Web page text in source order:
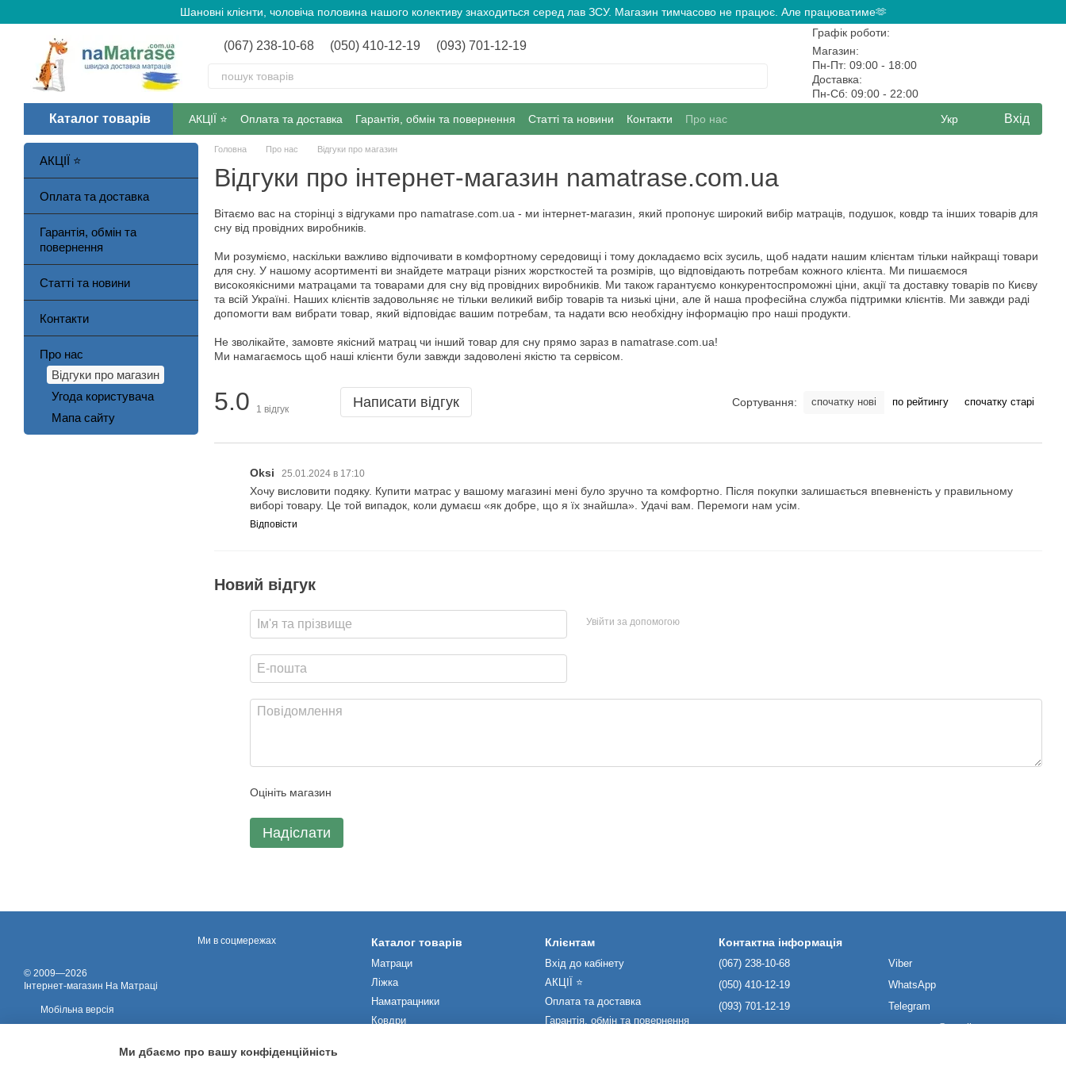
Шановні клієнти, чоловіча половина нашого колективу знаходиться серед лав ЗСУ. Магазин тимчасово не працює. Але працюватиме🫶
(067) 238-10-68 (050) 410-12-19 (093) 701-12-19
Графік роботи:
Магазин:
Пн-Пт: 09:00 - 18:00
Доставка:
Пн-Сб: 09:00 - 22:00
Каталог товарів АКЦІЇ ⭐️ Оплата та доставка Гарантія, обмін та повернення Статті та новини Контакти Про нас Укр Вхід
Головна Про нас Відгуки про магазин
Відгуки про інтернет-магазин namatrase.com.ua
Вітаємо вас на сторінці з відгуками про namatrase.com.ua - ми інтернет-магазин, який пропонує широкий вибір матраців, подушок, ковдр та інших товарів для
сну від провідних виробників.
Ми розуміємо, наскільки важливо відпочивати в комфортному середовищі і тому докладаємо всіх зусиль, щоб надати нашим клієнтам тільки найкращі товари
для сну. У нашому асортименті ви знайдете матраци різних жорсткостей та розмірів, що відповідають потребам кожного клієнта. Ми пишаємося
високоякісними матрацами та товарами для сну від провідних виробників. Ми також гарантуємо конкурентоспроможні ціни, акції та доставку товарів по Києву
та всій Україні. Наших клієнтів задовольняє не тільки великий вибір товарів та низькі ціни, але й наша професійна служба підтримки клієнтів. Ми завжди раді
допомогти вам вибрати товар, який відповідає вашим потребам, та надати всю необхідну інформацію про наші продукти.
Не зволікайте, замовте якісний матрац чи інший товар для сну прямо зараз в namatrase.com.ua!
Ми намагаємось щоб наші клієнти були завжди задоволені якістю та сервісом.
5.0 1 відгук Написати відгук Сортування: спочатку нові по рейтингу спочатку старі
Oksi 25.01.2024 в 17:10
Хочу висловити подяку. Купити матрас у вашому магазині мені було зручно та комфортно. Після покупки залишається впевненість у правильному
виборі товару. Це той випадок, коли думаєш «як добре, що я їх знайшла». Удачі вам. Перемоги нам усім.
Відповісти
Новий відгук
Увійти за допомогою
Оцініть магазин
Надіслати
АКЦІЇ ⭐️
Оплата та доставка
Гарантія, обмін та
повернення
Статті та новини
Контакти
Про нас
Відгуки про магазин
Угода користувача
Мапа сайту
© 2009—2026
Iнтернет-магазин На Матраці
Мобільна версія
Ми в соцмережах Каталог товарів
Матраци
Ліжка
Наматрацники
Ковдри
Клієнтам
Вхід до кабінету
АКЦІЇ ⭐️
Оплата та доставка
Гарантія, обмін та повернення
Контактна інформація
(067) 238-10-68
(050) 410-12-19
(093) 701-12-19
Viber
WhatsApp
Telegram
namatrase@gmail.com
Ми дбаємо про вашу конфіденційність